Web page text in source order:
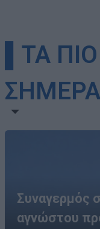
▌ΤΑ
ΣΗΜΕΡΑ
Συναγερμός
αγνώστου